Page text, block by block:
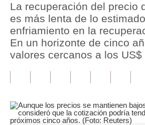
Finanzas Personales
Inmobiliarias
Plus G
Pregunta de hoy
La recuperación del precio
es más lenta de lo
enfriamiento en la
En un horizonte de cinco
valores cercanos a los US$